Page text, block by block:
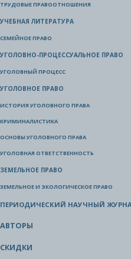
ТРУДОВЫЕ ПРАВООТНОШЕНИЯ
УЧЕБНАЯ ЛИТЕРАТУРА
СЕМЕЙНОЕ ПРАВО
УГОЛОВНО-ПРОЦЕССУАЛЬНОЕ ПРАВО
УГОЛОВНЫЙ ПРОЦЕСС
УГОЛОВНОЕ ПРАВО
ИСТОРИЯ УГОЛОВНОГО ПРАВА
КРИМИНАЛИСТИКА
ОСНОВЫ УГОЛОВНОГО ПРАВА
УГОЛОВНАЯ ОТВЕТСТВЕННОСТЬ
ЗЕМЕЛЬНОЕ ПРАВО
ЗЕМЕЛЬНОЕ И ЭКОЛОГИЧЕСКОЕ ПРАВО
ПЕРИОДИЧЕСКИЙ НАУЧНЫЙ
АВТОРЫ
СКИДКИ